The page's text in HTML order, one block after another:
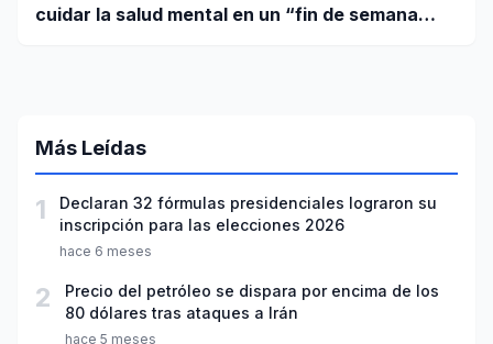
cuidar la salud mental en un “fin de semana
Más Leídas
1
Declaran 32 fórmulas presidenciales lograron su
inscripción para las elecciones 2026
hace 6 meses
2
Precio del petróleo se dispara por encima de los
80 dólares tras ataques a Irán
hace 5 meses